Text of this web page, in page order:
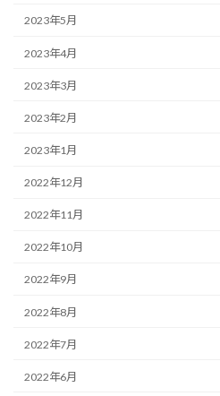
2023年5月
2023年4月
2023年3月
2023年2月
2023年1月
2022年12月
2022年11月
2022年10月
2022年9月
2022年8月
2022年7月
2022年6月